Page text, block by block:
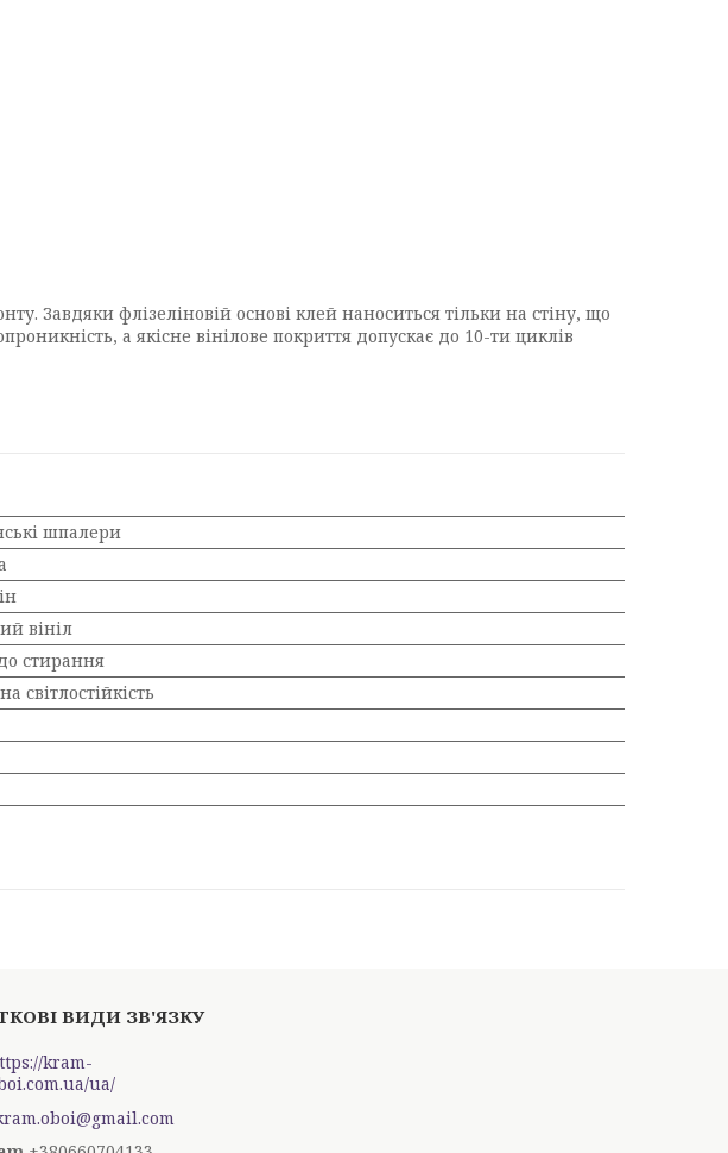
Завдяки флізеліновій основі клей наноситься тільки на стіну, що
а якісне вінілове покриття допускає до 10-ти циклів
шпалери
вініл
стирання
світлостійкість
kram-
ua/